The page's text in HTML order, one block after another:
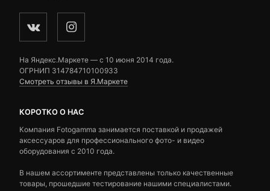
На Яндекс.Маркете — c 10 июня 2014 года.
ОГРНИП 314784710100933
Смотреть отзывы в Я.Маркете
КОРОТКО О НАС
Компания Fotogamma занимается поставкой и продажей
аксессуаров для профессионального фото- и видео
оборудования с 2010 года.
В нашем ассортименте представлены только качественные
товары, прошедшие тестирование нашими специалистами.